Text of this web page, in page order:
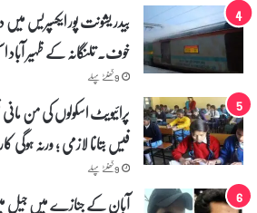
بیدر یشونت پور ایکسپریس
خوف۔ تلنگانہ کے ظہیر آباد
9 گھنٹے پہلے
پرائیویٹ اسکولوں کی من
فیس بتانا لازمی ؛ ورنہ ہوگی
9 گھنٹے پہلے
آبان کے جنازے میں جیل